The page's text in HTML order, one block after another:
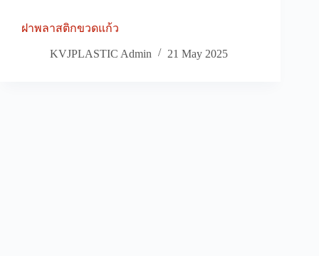
ฝาพลาสติกขวดแก้ว
KVJPLASTIC Admin 21 May 2025